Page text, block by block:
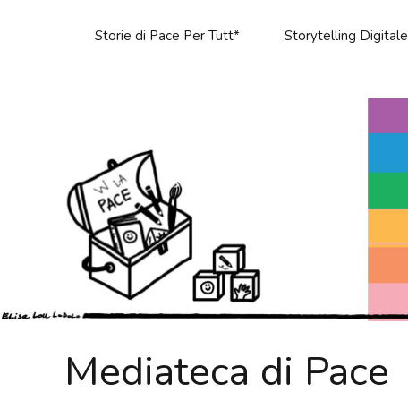
Storie di Pace Per Tutt* Storytelling Digitale
Mediateca di Pace